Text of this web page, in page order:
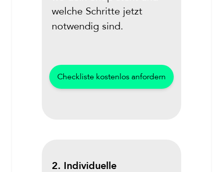
welche Schritte jetzt
notwendig sind.
Checkliste kostenlos anfordern
2. Individuelle